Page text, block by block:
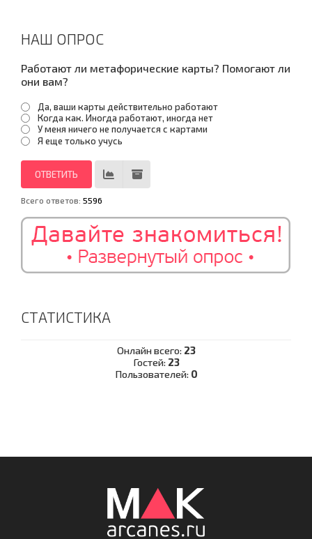
НАШ ОПРОС
Работают ли метафорические карты? Помогают ли
они вам?
Да, ваши карты действительно работают
Когда как. Иногда работают, иногда нет
У меня ничего не получается с картами
Я еще только учусь
Всего ответов: 5596
СТАТИСТИКА
Онлайн всего: 23
Гостей: 23
Пользователей: 0